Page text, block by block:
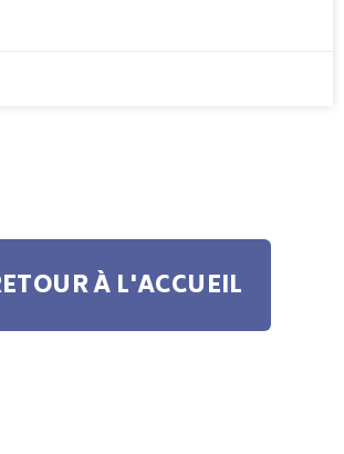
À L'ACCUEIL